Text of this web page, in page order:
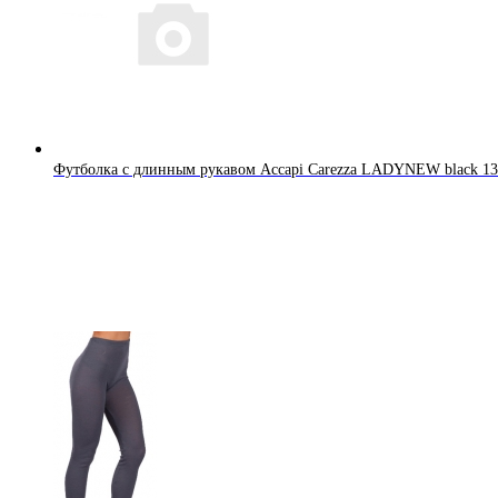
Футболка с длинным рукавом Accapi Carezza LADYNEW black